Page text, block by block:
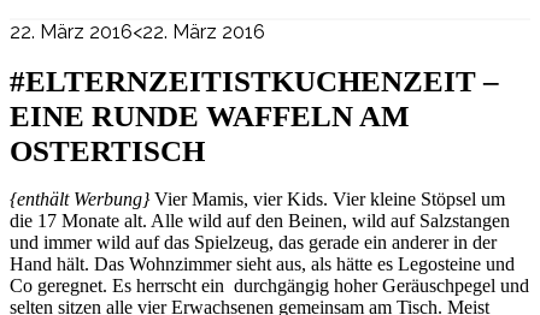
22. März 2016<22. März 2016
#ELTERNZEITISTKUCHENZEIT –
EINE RUNDE WAFFELN AM
OSTERTISCH
{enthält Werbung}Vier Mamis, vier Kids. Vier kleine Stöpsel um
die 17 Monate alt. Alle wild auf den Beinen, wild auf Salzstangen
und immer wild auf das Spielzeug, das gerade ein anderer in der
Hand hält. Das Wohnzimmer sieht aus, als hätte es Legosteine und
Co geregnet. Es herrscht ein durchgängig hoher Geräuschpegel und
selten sitzen alle vier Erwachsenen gemeinsam am Tisch. Meist